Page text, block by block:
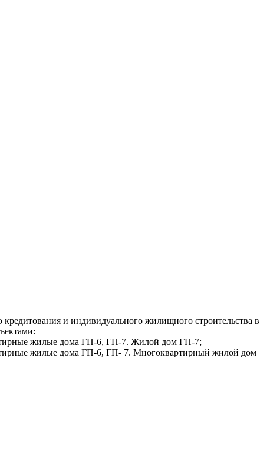
и индивидуального жилищного строительства в
жилые дома ГП-6, ГП-7. Жилой дом ГП-7;
жилые дома ГП-6, ГП- 7. Многоквартирный жилой дом